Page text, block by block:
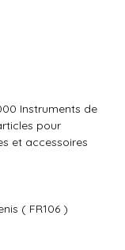
Instruments de
pour
et accessoires
( FR106 )